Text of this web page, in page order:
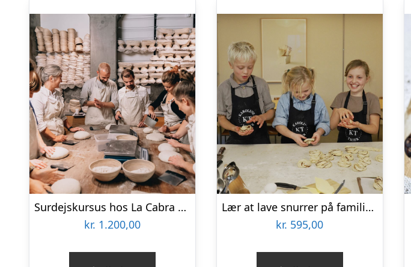
Surdejskursus hos La Cabra Bakery
kr. 1.200,00
Lær at lave snurrer på familie-bagekursus hos Karoline Trier
kr. 595,00